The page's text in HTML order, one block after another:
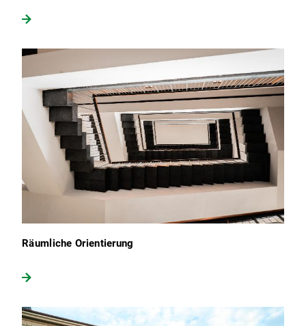
Räumliche Orientierung